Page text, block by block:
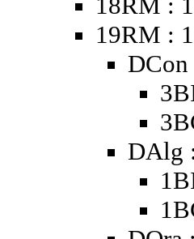
19RM :
DCon
DAlg